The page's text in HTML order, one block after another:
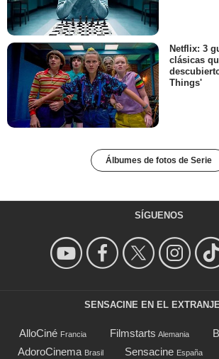
Netflix: 3
clásicas
Things'
Álbumes de fotos de Serie
SÍGUENOS
SENSACINE EN EL
AlloCiné Francia Filmstarts Alemania
AdoroCinema Brasil Sensacine España